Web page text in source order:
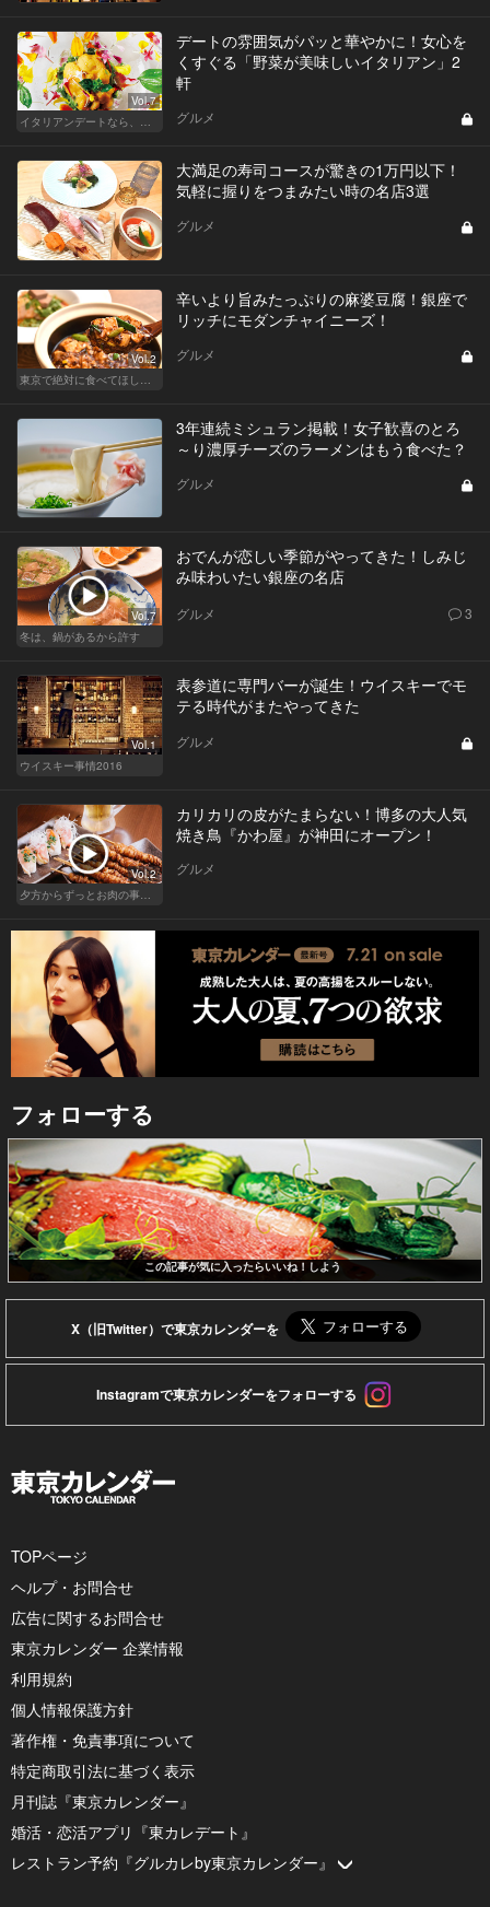
Vol.7
デートの雰囲気がパッと華やかに！女心を
くすぐる「野菜が美味しいイタリアン」2
軒
グルメ
大満足の寿司コースが驚きの1万円以下！
気軽に握りをつまみたい時の名店3選
グルメ
Vol.2
辛いより旨みたっぷりの麻婆豆腐！銀座で
リッチにモダンチャイニーズ！
グルメ
3年連続ミシュラン掲載！女子歓喜のとろ
～り濃厚チーズのラーメンはもう食べた？
グルメ
Vol.7
冬は、鍋があるから許す
おでんが恋しい季節がやってきた！しみじ
み味わいたい銀座の名店
グルメ 3
Vol.1
ウイスキー事情2016
表参道に専門バーが誕生！ウイスキーでモ
テる時代がまたやってきた
グルメ
Vol.2
夕方からずっとお肉の事を考えてる貴方へ
カリカリの皮がたまらない！博多の大人気
焼き鳥『かわ屋』が神田にオープン！
グルメ
フォローする
この記事が気に入ったらいいね！しよう
X（旧Twitter）で東京カレンダーを
Instagramで東京カレンダーをフォローする
TOPページ
ヘルプ・お問合せ
広告に関するお問合せ
東京カレンダー 企業情報
利用規約
個人情報保護方針
著作権・免責事項について
特定商取引法に基づく表示
月刊誌『東京カレンダー』
婚活・恋活アプリ『東カレデート』
レストラン予約『グルカレby東京カレンダー』